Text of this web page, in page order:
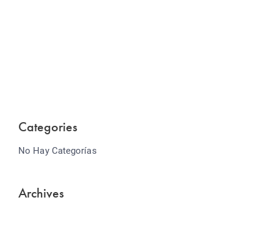
Categories
No Hay Categorías
Archives